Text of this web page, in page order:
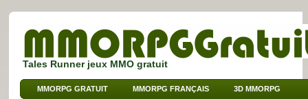
Tales Runner jeux MMO gratuit
MMORPG GRATUIT MMORPG FRANÇAIS 3D MMORPG